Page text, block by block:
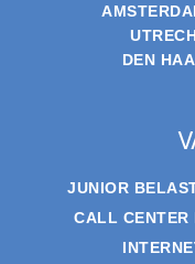
DEN
JUNIOR
CALL CENTER